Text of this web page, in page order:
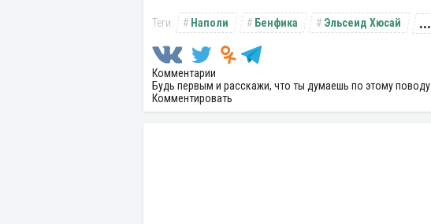
Наполи Бенфика Эльсеид Хюсай ...
Комментарии
Будь первым и расскажи, что ты думаешь по этому поводу.
Комментировать